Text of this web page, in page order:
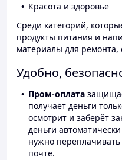
Красота и здоровье
Среди категорий,
продукты питания и
материалы для ремонта,
Удобно,
Пром-оплата
получает деньги
осмотрит и заберёт
деньги
нужно
почте.